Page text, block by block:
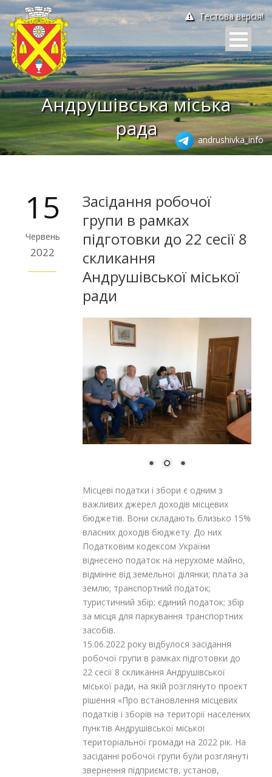
Тестова версія!
Андрушівська міська
рада
andrushivka_info
15
Червень
2022
Засідання робочої
групи в рамках
підготовки до 22 сесії 8
скликання
Андрушівської міської
ради
Місцеві податки і збори є одним з
важливих джерел доходів місцевих
бюджетів. Вони складають близько 15%
власних доходів бюджету. До них
Податковим кодексом України
віднесено податок на нерухоме майно,
відмінне від земельної ділянки; плата за
землю; транспортний податок;
туристичний збір; єдиний податок; збір
за місця для паркування транспортних
засобів.
15.06.2022 року відбулося засідання
робочої групи в рамках підготовки до
22 сесії 8 скликання Андрушівської
міської ради, на якій розглянуто проект
рішення «Про встановлення місцевих
податків і зборів на території населених
пунктів Андрушівської міської
територіальної громади на 2022 рік. На
засіданні робочої групи були розглянуті
звернення підприємств, установ,